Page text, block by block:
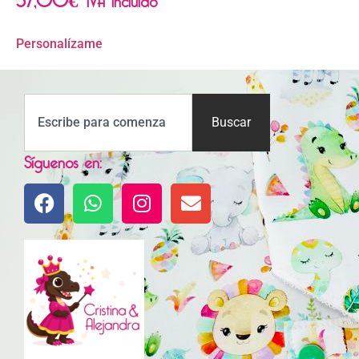
Personalízame
Buscar
Síguenos en: